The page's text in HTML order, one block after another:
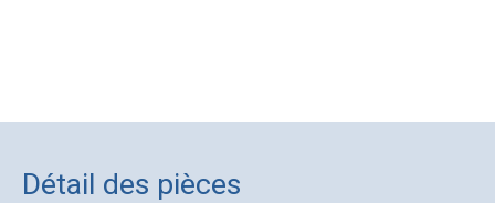
Détail des pièces